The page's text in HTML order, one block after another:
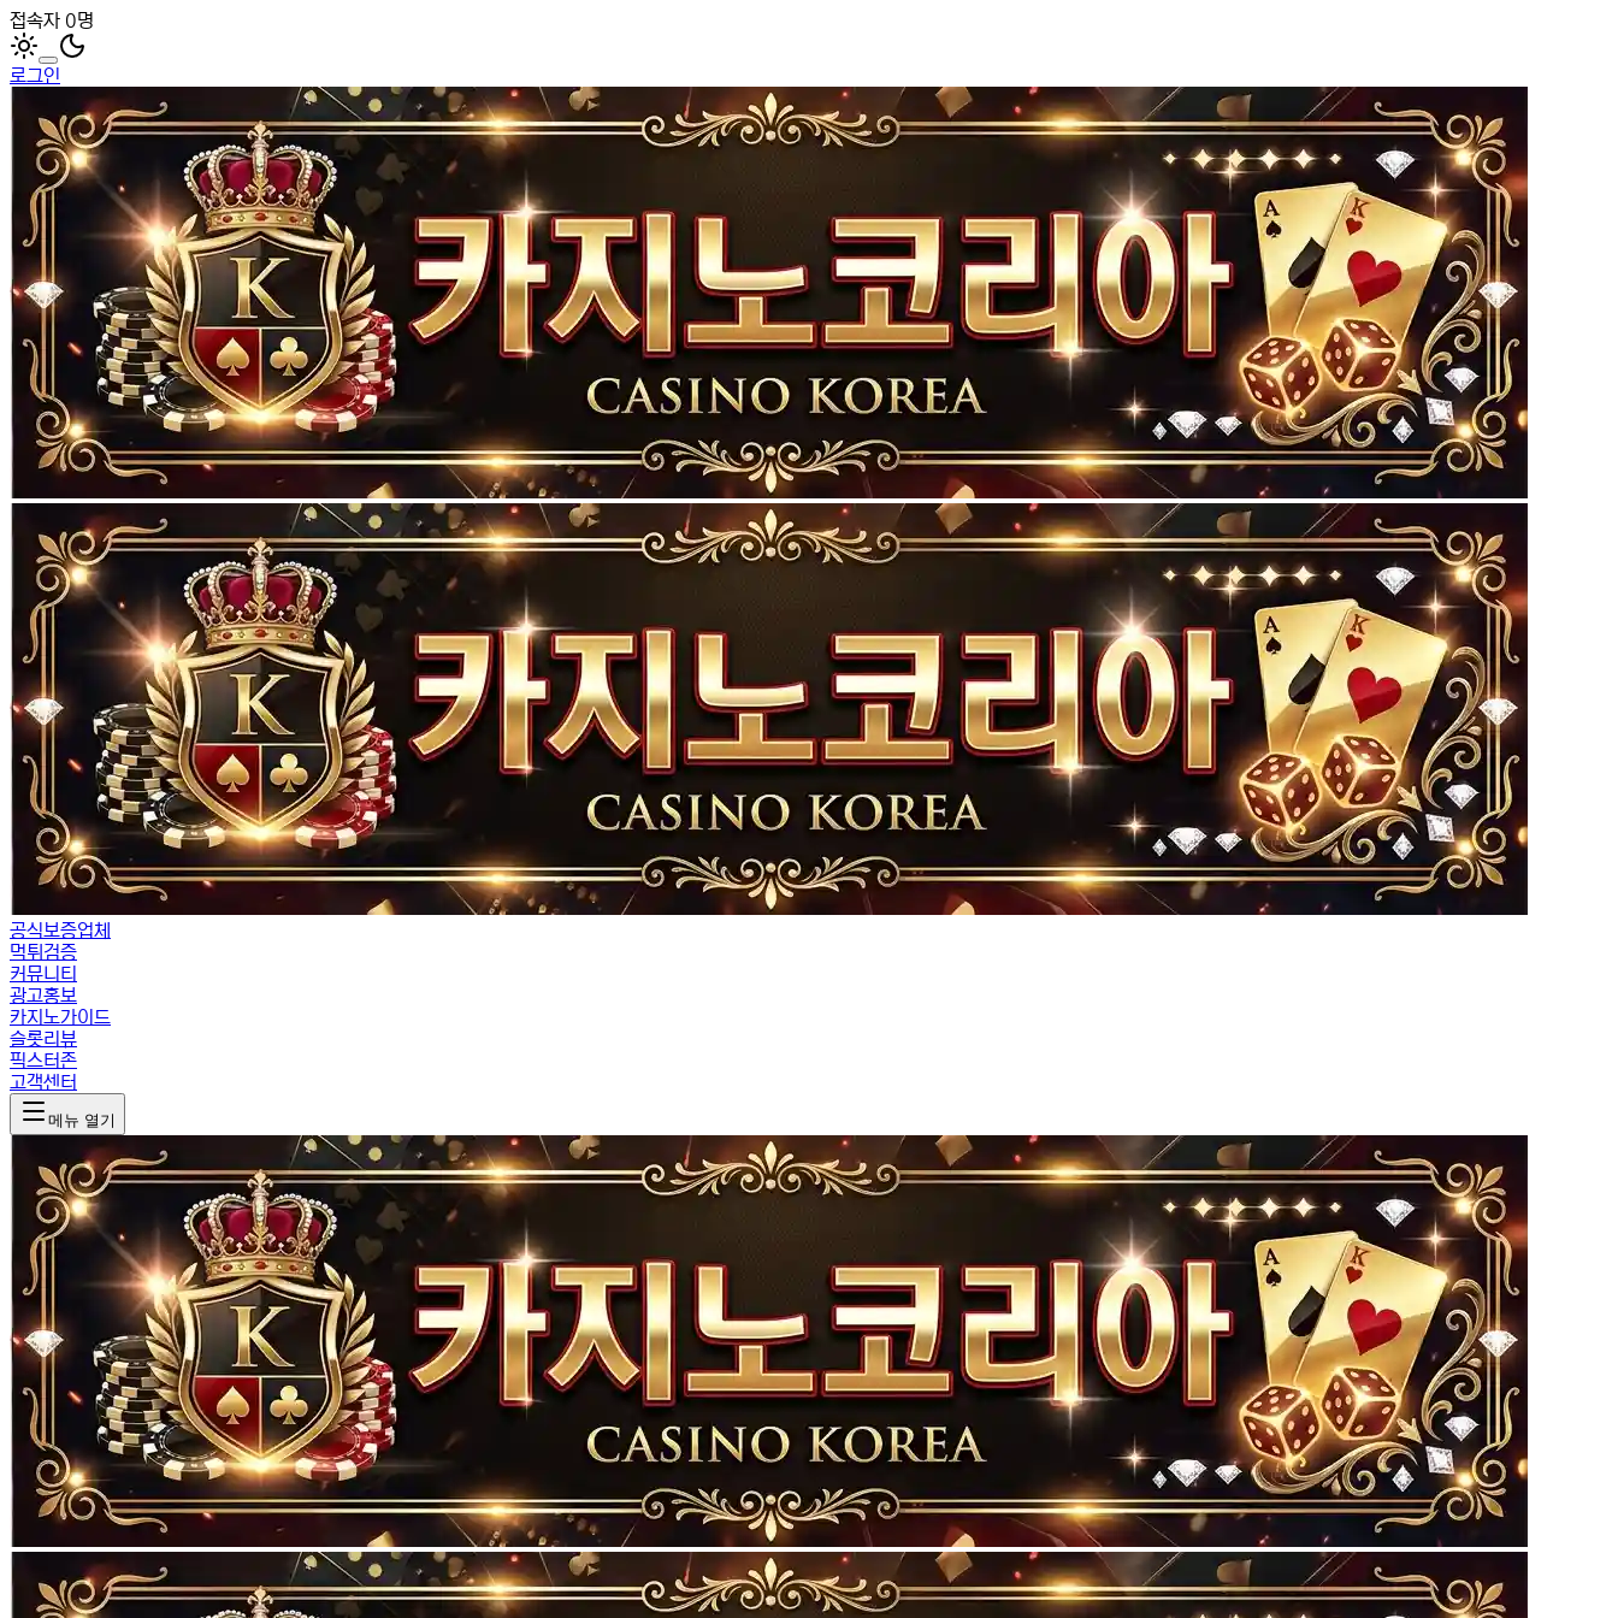
접속자 0명
로그인
공식보증업체
먹튀검증
커뮤니티
광고홍보
카지노가이드
슬롯리뷰
픽스터존
고객센터
메뉴 열기